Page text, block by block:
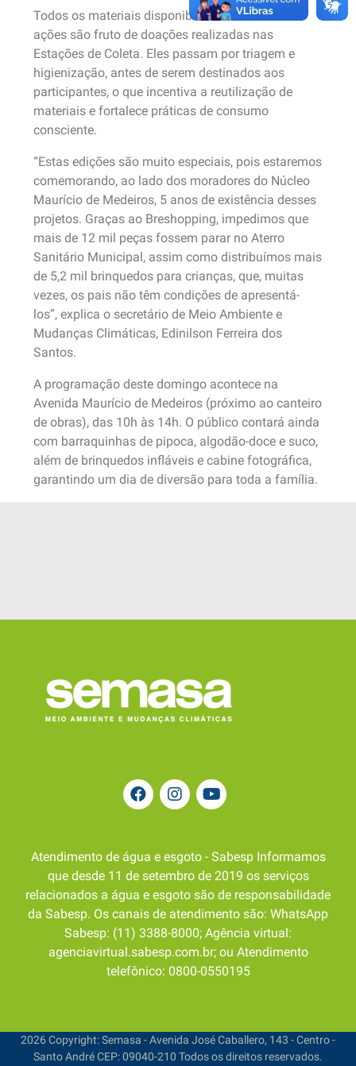
Todos os materiais disponibilizados nas duas
ações são fruto de doações realizadas nas
Estações de Coleta. Eles passam por triagem e
higienização, antes de serem destinados aos
participantes, o que incentiva a reutilização de
materiais e fortalece práticas de consumo
consciente.
“Estas edições são muito especiais, pois estaremos
comemorando, ao lado dos moradores do Núcleo
Maurício de Medeiros, 5 anos de existência desses
projetos. Graças ao Breshopping, impedimos que
mais de 12 mil peças fossem parar no Aterro
Sanitário Municipal, assim como distribuímos mais
de 5,2 mil brinquedos para crianças, que, muitas
vezes, os pais não têm condições de apresentá-
los”, explica o secretário de Meio Ambiente e
Mudanças Climáticas, Edinilson Ferreira dos
Santos.
A programação deste domingo acontece na
Avenida Maurício de Medeiros (próximo ao canteiro
de obras), das 10h às 14h. O público contará ainda
com barraquinhas de pipoca, algodão-doce e suco,
além de brinquedos infláveis e cabine fotográfica,
garantindo um dia de diversão para toda a família.
Atendimento de água e esgoto - Sabesp Informamos
que desde 11 de setembro de 2019 os serviços
relacionados a água e esgoto são de responsabilidade
da Sabesp. Os canais de atendimento são: WhatsApp
Sabesp: (11) 3388-8000; Agência virtual:
agenciavirtual.sabesp.com.br; ou Atendimento
telefônico: 0800-0550195
2026 Copyright: Semasa - Avenida José Caballero, 143 - Centro -
Santo André CEP: 09040-210 Todos os direitos reservados.